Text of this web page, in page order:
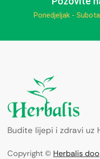
Ponedjeljak -
Budite lijepi i zdravi uz
Copyright © Herbalis doo